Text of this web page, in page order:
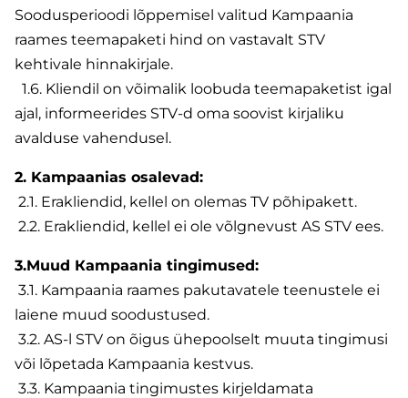
Soodusperioodi lõppemisel valitud Kampaania
raames teemapaketi hind on vastavalt STV
kehtivale hinnakirjale.
1.6. Kliendil on võimalik loobuda teemapaketist igal
ajal, informeerides STV-d oma soovist kirjaliku
avalduse vahendusel.
2. Kampaanias osalevad:
2.1. Erakliendid, kellel on olemas TV põhipakett.
2.2. Erakliendid, kellel ei ole võlgnevust AS STV ees.
3.Muud Кampaania tingimused:
3.1. Kampaania raames pakutavatele teenustele ei
laiene muud soodustused.
3.2. AS-l STV on õigus ühepoolselt muuta tingimusi
või lõpetada Kampaania kestvus.
3.3. Kampaania tingimustes kirjeldamata